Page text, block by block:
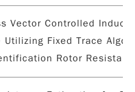
Vector Controlled
Utilizing Fixed Trace
Rotor